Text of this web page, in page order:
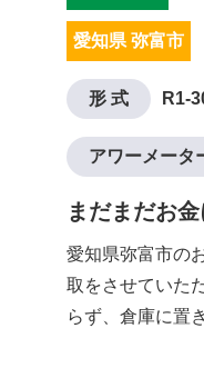
愛知県 弥富市
形 式 R1-
アワーメータ
まだまだお
愛知県弥富市の
取をさせていた
らず、倉庫に置